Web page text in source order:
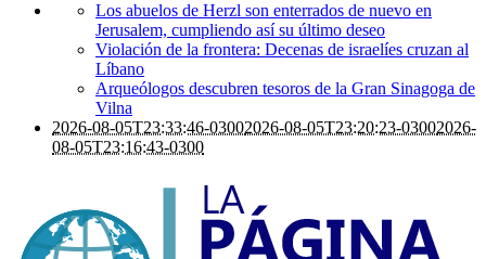
Los abuelos de Herzl son enterrados de nuevo en
Jerusalem, cumpliendo así su último deseo
Violación de la frontera: Decenas de israelíes cruzan al
Líbano
Arqueólogos descubren tesoros de la Gran Sinagoga de
Vilna
2026-08-05T23:33:46-03002026-08-05T23:20:23-03002026-
08-05T23:16:43-0300